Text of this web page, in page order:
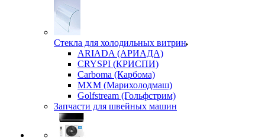
Стекла для холодильных витрин
ARIADA (АРИАДА)
CRYSPI (КРИСПИ)
Carboma (Карбома)
MXM (Марихолодмаш)
Golfstream (Гольфстрим)
Запчасти для швейных машин